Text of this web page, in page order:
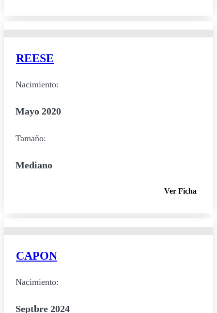
REESE
Nacimiento:
Mayo 2020
Tamaño:
Mediano
Ver Ficha
CAPON
Nacimiento:
Septbre 2024